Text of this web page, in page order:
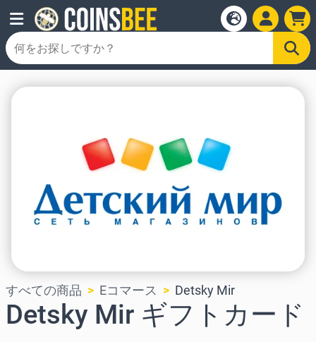
すべての商品 Eコマース Detsky Mir
Detsky Mir ギフトカード